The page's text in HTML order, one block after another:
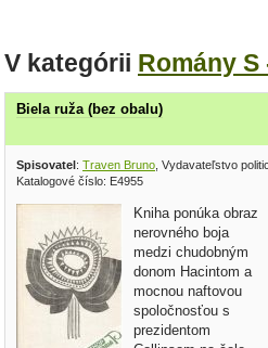
V kategórii Romány S
Biela ruža (bez obalu)
Spisovatel: Traven Bruno , Vydavateľstvo
Katalogové číslo: E4955
Kniha ponúka obraz
nerovného boja
medzi chudobným
donom Hacintom a
mocnou naftovou
spoločnosťou s
prezidentom